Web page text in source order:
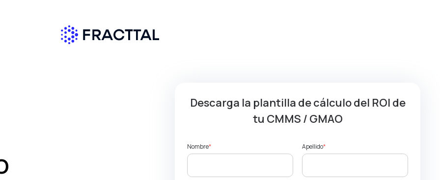
Descarga la plantilla de cálculo del ROI de
tu CMMS / GMAO
Nombre* Apellido*